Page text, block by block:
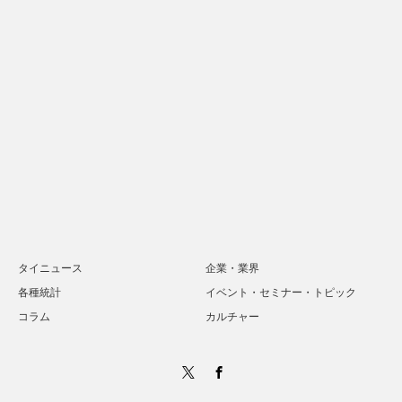
タイニュース
企業・業界
各種統計
イベント・セミナー・トピック
コラム
カルチャー